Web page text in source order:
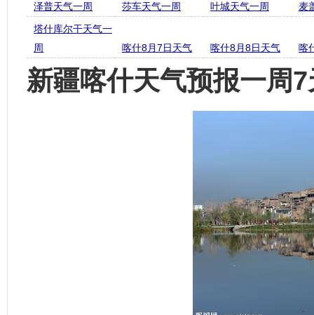
泽普天气一周
莎车天气一周 叶城天气一周
麦
塔什库尔干天气一
周
喀什8月7日天气 喀什8月8日天气 喀
新疆喀什天气预报一周